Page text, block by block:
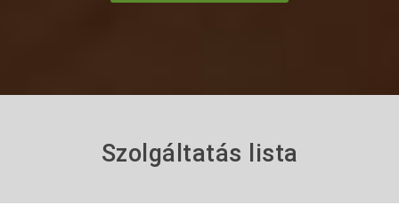
Szolgáltatás lista